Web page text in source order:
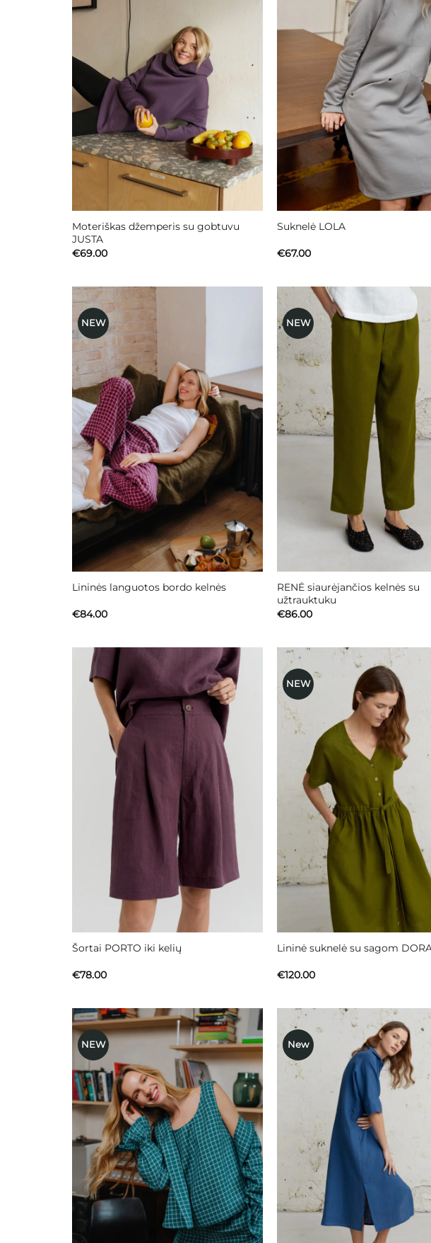
Moteriškas džemperis su gobtuvu
JUSTA
€69.00
Suknelė LOLA
€67.00
NEW
Lininės languotos bordo kelnės
€84.00
NEW
RENĖ siaurėjančios kelnės su
užtrauktuku
€86.00
Mėgstamiausias
Šortai PORTO iki kelių
€78.00
NEW
Lininė suknelė su sagom
€120.00
NEW
Mėgstamiausias
New